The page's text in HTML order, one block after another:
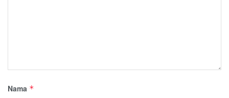
Nama *